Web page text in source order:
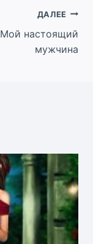
ДАЛЕЕ
Мой настоящий
мужчина